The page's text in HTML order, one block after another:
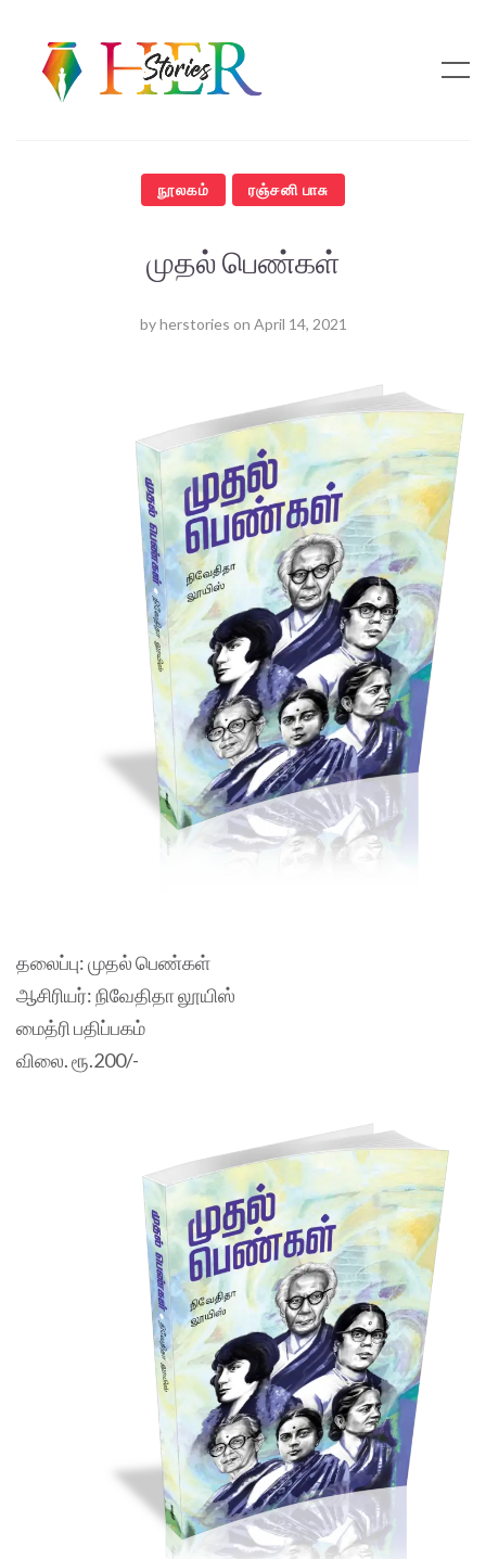
நூலகம் ரஞ்சனி பாசு
முதல் பெண்கள்
byherstories on April 14, 2021
தலைப்பு: முதல் பெண்கள்
ஆசிரியர்: நிவேதிதா லூயிஸ்
மைத்ரி பதிப்பகம்
விலை. ரூ.200/-